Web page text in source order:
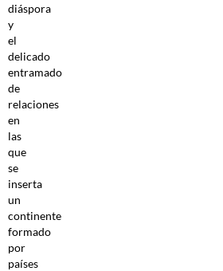
diáspora
y
el
delicado
entramado
de
relaciones
en
las
que
se
inserta
un
continente
formado
por
países